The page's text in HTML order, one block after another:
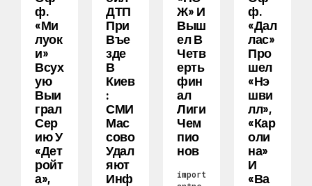
Ф.
«Ми
Луок
И»
Всух
Ую
Выи
Грал
Сер
Ию У
«Дет
Ройт
А»,
ДТП
При
Въе
Зде
В
Киев
:
СМИ
Мас
Сово
Удал
Яют
Инф
Ж» И
Выш
Ел В
Четв
Ерть
Фин
Ал
Лиги
Чем
Пио
Нов
import
Ф.
«Дал
Лас»
Про
Шел
«Нэ
Шви
Лл»,
«Кар
Оли
На»
И
«Ва